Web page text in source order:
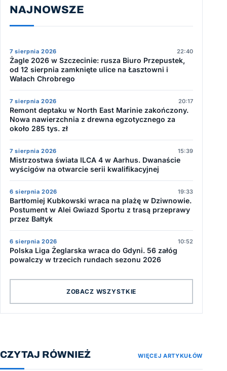
NAJNOWSZE
7 sierpnia 2026 22:40
Żagle 2026 w Szczecinie: rusza Biuro Przepustek,
od 12 sierpnia zamknięte ulice na Łasztowni i
Wałach Chrobrego
7 sierpnia 2026 20:17
Remont deptaku w North East Marinie zakończony.
Nowa nawierzchnia z drewna egzotycznego za
około 285 tys. zł
7 sierpnia 2026 15:39
Mistrzostwa świata ILCA 4 w Aarhus. Dwanaście
wyścigów na otwarcie serii kwalifikacyjnej
6 sierpnia 2026 19:33
Bartłomiej Kubkowski wraca na plażę w Dziwnowie.
Postument w Alei Gwiazd Sportu z trasą przeprawy
przez Bałtyk
6 sierpnia 2026 10:52
Polska Liga Żeglarska wraca do Gdyni. 56 załóg
powalczy w trzecich rundach sezonu 2026
ZOBACZ WSZYSTKIE
CZYTAJ RÓWNIEŻ WIĘCEJ ARTYKUŁÓW